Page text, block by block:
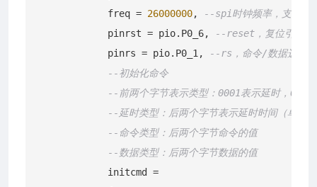
            freq =
26000000,
--spi时钟频率，支持
            pinrst = pio.P0_6,
--reset，复位引脚
            pinrs = pio.P0_1,
--rs，命令/数据选择
--初始化命令
--前两个字节表示类型：0001表示延时，0000
--延时类型：后两个字节表示延时时间（单位
--命令类型：后两个字节命令的值
--数据类型：后两个字节数据的值
            initcmd =